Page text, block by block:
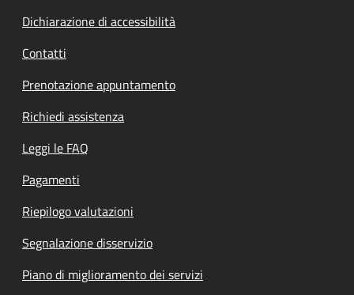
Dichiarazione di accessibilità
Contatti
Prenotazione appuntamento
Richiedi assistenza
Leggi le FAQ
Pagamenti
Riepilogo valutazioni
Segnalazione disservizio
Piano di miglioramento dei servizi